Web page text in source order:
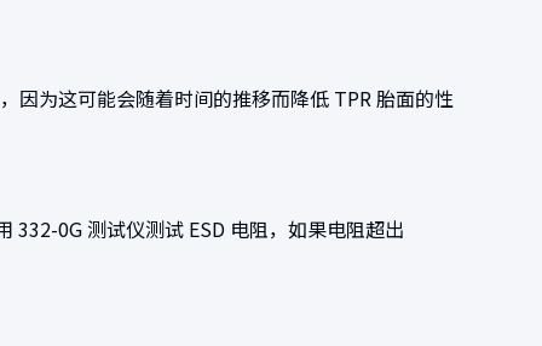
因为这可能会随着时间的推移而降低 TPR 胎面的性
332-0G 测试仪测试 ESD 电阻，如果电阻超出